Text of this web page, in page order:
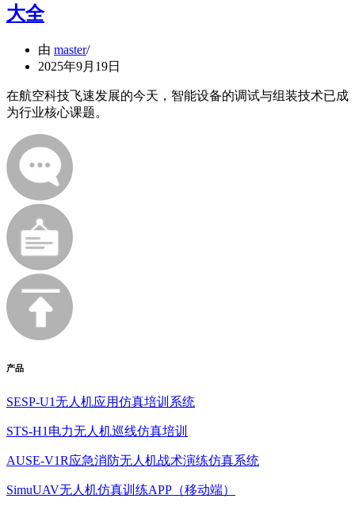
大全
由 master
2025年9月19日
在航空科技飞速发展的今天，智能设备的调试与组装技术已成
为行业核心课题。
产品
SESP-U1无人机应用仿真培训系统
STS-H1电力无人机巡线仿真培训
AUSE-V1R应急消防无人机战术演练仿真系统
SimuUAV无人机仿真训练APP（移动端）